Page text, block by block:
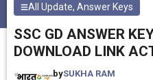
All Update,Answer Keys
SSC GD ANSWER
DOWNLOAD LINK
bySUKHA RAM